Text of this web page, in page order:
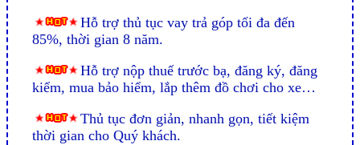
Hỗ trợ thủ tục vay trả góp tối đa đến
85%, thời gian 8 năm.
Hỗ trợ nộp thuế trước bạ, đăng ký, đăng
kiểm, mua bảo hiểm, lắp thêm đồ chơi cho xe…
Thủ tục đơn giản, nhanh gọn, tiết kiệm
thời gian cho Quý khách.